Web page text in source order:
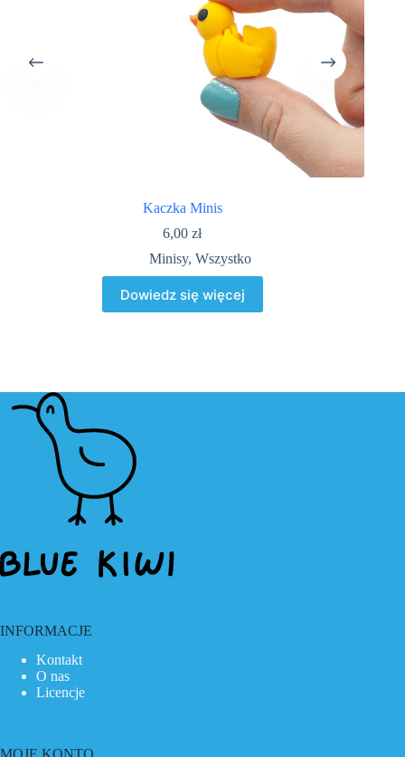
Kaczka Minis
6,00zł
Minisy,Wszystko
Dowiedz się więcej
INFORMACJE
Kontakt
O nas
Licencje